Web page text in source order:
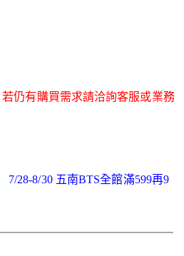
仍有購買需求請洽詢客服或業務
7/28-8/30 五南BTS全館滿599再9